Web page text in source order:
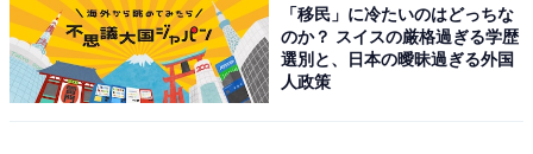
「移民」に冷たいのはどっちな
のか？ スイスの厳格過ぎる学歴
選別と、日本の曖昧過ぎる外国
人政策